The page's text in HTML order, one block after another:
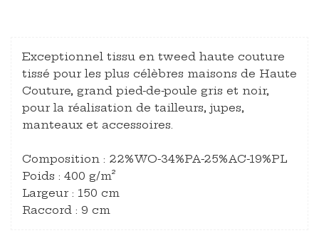
Exceptionnel tissu en tweed haute couture
tissé pour les plus célèbres maisons de Haute
Couture, grand pied-de-poule gris et noir,
pour la réalisation de tailleurs, jupes,
manteaux et accessoires.
Composition : 22%WO-34%PA-25%AC-19%PL
Poids : 400 g/m²
Largeur : 150 cm
Raccord : 9 cm